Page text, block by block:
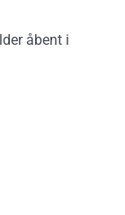
åbent i